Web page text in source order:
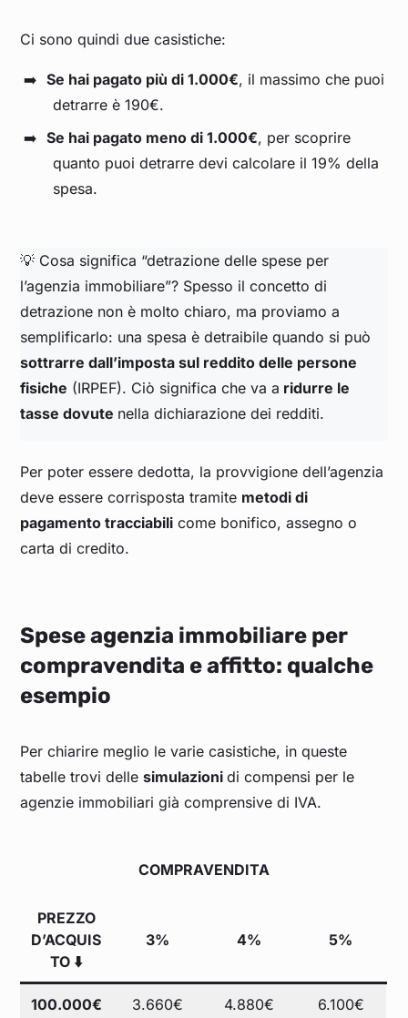
Ci sono quindi due casistiche:
Se hai pagato più di 1.000€, il massimo che puoi
detrarre è 190€.
Se hai pagato meno di 1.000€, per scoprire
quanto puoi detrarre devi calcolare il 19% della
spesa.
💡 Cosa significa “detrazione delle spese per
l’agenzia immobiliare”? Spesso il concetto di
detrazione non è molto chiaro, ma proviamo a
semplificarlo: una spesa è detraibile quando si può
sottrarre dall’imposta sul reddito delle persone
fisiche (IRPEF). Ciò significa che va a ridurre le
tasse dovute nella dichiarazione dei redditi.
Per poter essere dedotta, la provvigione dell’agenzia
deve essere corrisposta tramite metodi di
pagamento tracciabili come bonifico, assegno o
carta di credito.
Spese agenzia immobiliare per
compravendita e affitto: qualche
esempio
Per chiarire meglio le varie casistiche, in queste
tabelle trovi dellesimulazionidi compensi per le
agenzie immobiliari già comprensive di IVA.
COMPRAVENDITA
PREZZO
D’ACQUIS
TO ⬇️
3% 4% 5%
100.000€ 3.660€ 4.880€ 6.100€